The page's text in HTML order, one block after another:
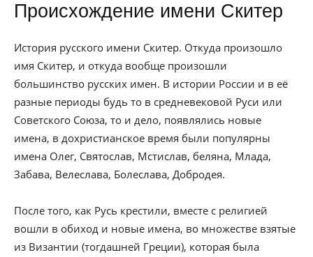
Происхождение имени Скитер
История русского имени Скитер. Откуда произошло
имя Скитер, и откуда вообще произошли
большинство русских имен. В истории России и в её
разные периоды будь то в средневековой Руси или
Советского Союза, то и дело, появлялись новые
имена, в дохристианское время были популярны
имена Олег, Святослав, Мстислав, беляна, Млада,
Забава, Велеслава, Болеслава, Добродея.
После того, как Русь крестили, вместе с религией
вошли в обиход и новые имена, во множестве взятые
из Византии (тогдашней Греции), которая была